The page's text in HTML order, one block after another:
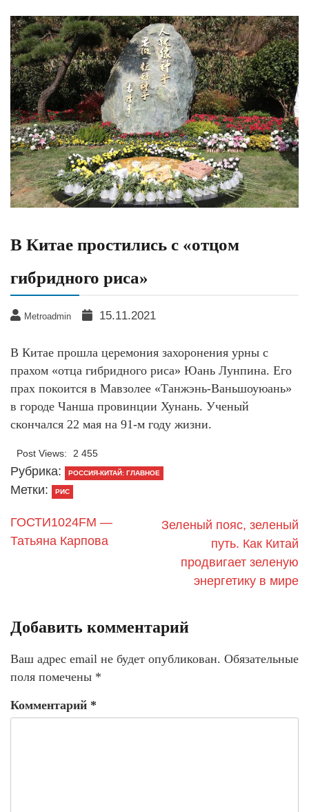
В Китае простились с «отцом
гибридного риса»
Metroadmin 15.11.2021
В Китае прошла церемония захоронения урны с
прахом «отца гибридного риса» Юань Лунпина. Его
прах покоится в Мавзолее «Танжэнь-Ваньшоуюань»
в городе Чанша провинции Хунань. Ученый
скончался 22 мая на 91-м году жизни.
Post Views: 2 455
Рубрика: РОССИЯ-КИТАЙ: ГЛАВНОЕ
Метки: РИС
ГОСТИ1024FM —
Татьяна Карпова
Зеленый пояс, зеленый
путь. Как Китай
продвигает зеленую
энергетику в мире
Добавить комментарий
Ваш адрес email не будет опубликован. Обязательные
поля помечены *
Комментарий *